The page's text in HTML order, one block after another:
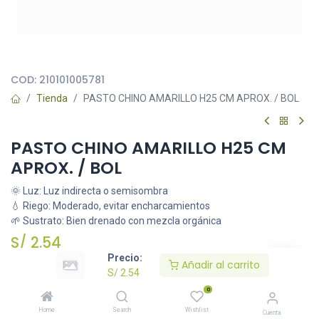
Precio:
S/ 2.54
Añadir al carrito
Home Search
0
Wishlist Cuenta
COD: 210101005781
Tienda PASTO CHINO AMARILLO H25 CM APROX. / BOL
PASTO CHINO AMARILLO H25 CM
APROX. / BOL
🌞 Luz: Luz indirecta o semisombra
💧 Riego: Moderado, evitar encharcamientos
🌱 Sustrato: Bien drenado con mezcla orgánica
S/ 2.54
Añadir al carrito